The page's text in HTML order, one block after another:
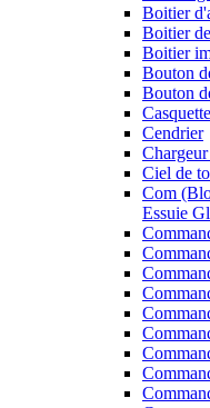
Boitier
Boitier
Boitier
Bouton
Bouton
Cendrier
Ciel de
Com
Essuie